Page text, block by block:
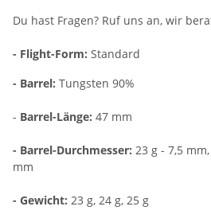
Du hast Fragen? Ruf uns an, wir
- Flight-Form: Standard
- Barrel: Tungsten 90%
- Barrel-Länge: 47 mm
- Barrel-Durchmesser: 23 g - 7,5
mm
- Gewicht: 23 g, 24 g, 25 g